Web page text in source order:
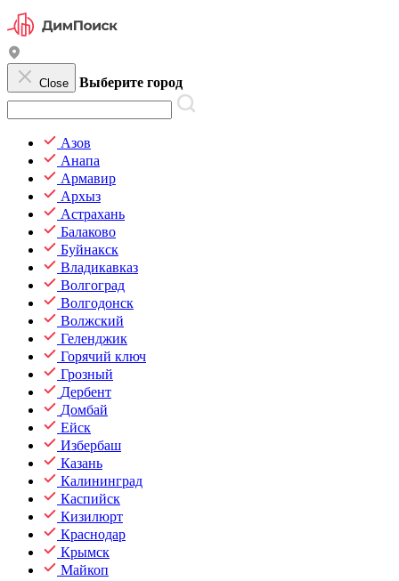
Close Выберите город
Азов
Анапа
Армавир
Архыз
Астрахань
Балаково
Буйнакск
Владикавказ
Волгоград
Волгодонск
Волжский
Геленджик
Горячий ключ
Грозный
Дербент
Домбай
Ейск
Избербаш
Казань
Калининград
Каспийск
Кизилюрт
Краснодар
Крымск
Майкоп